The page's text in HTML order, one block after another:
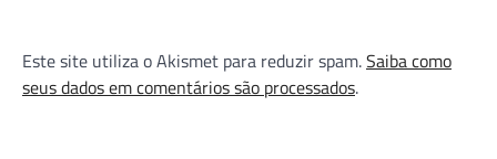
Este site utiliza o Akismet para reduzir spam.Saiba como
seus dados em comentários são processados.